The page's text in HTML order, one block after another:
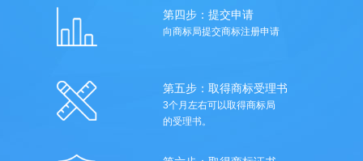
第四步：提交申请
向商标局提交商标注册申请
第五步：取得商标受理书
3个月左右可以取得商标局
的受理书。